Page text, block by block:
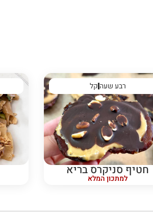
רבע שעהקל
חטיף סניקרס בריא
למתכון המלא